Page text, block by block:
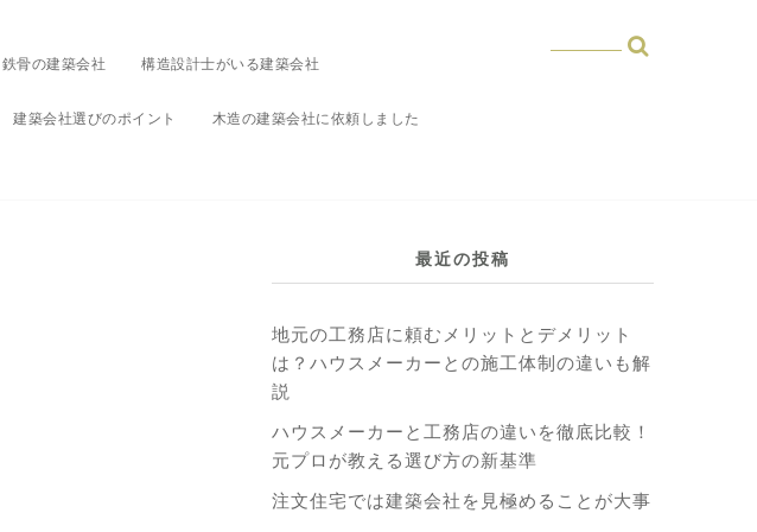
骨の建築会社 構造設計士がいる建築会社
建築会社選びのポイント 木造の建築会社に依頼しました
最近の投稿
地元の工務店に頼むメリットとデメリット
は？ハウスメーカーとの施工体制の違いも解
説
ハウスメーカーと工務店の違いを徹底比較！
元プロが教える選び方の新基準
注文住宅では建築会社を見極めることが大事